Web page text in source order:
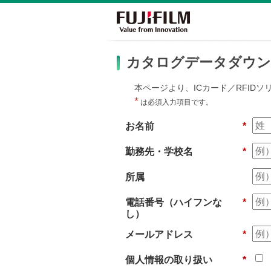
カタログデータダウ
本ページより、ICカード／RFIDソ
* は必須入力項目です。
*
お名前
*
勤務先・学校名
所属
*
電話番号（ハイフンな
し）
*
メールアドレス
*
個人情報の取り扱い